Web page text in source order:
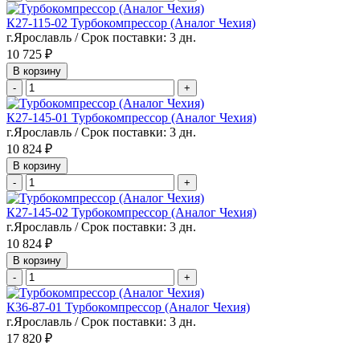
К27-115-02 Турбокомпрессор (Аналог Чехия)
г.Ярославль / Срок поставки: 3 дн.
10 725 ₽
В корзину
-
+
К27-145-01 Турбокомпрессор (Аналог Чехия)
г.Ярославль / Срок поставки: 3 дн.
10 824 ₽
В корзину
-
+
К27-145-02 Турбокомпрессор (Аналог Чехия)
г.Ярославль / Срок поставки: 3 дн.
10 824 ₽
В корзину
-
+
К36-87-01 Турбокомпрессор (Аналог Чехия)
г.Ярославль / Срок поставки: 3 дн.
17 820 ₽